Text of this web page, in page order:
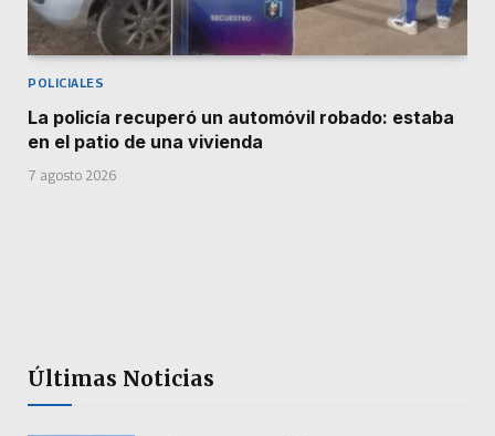
POLICIALES
La policía recuperó un automóvil robado: estaba
en el patio de una vivienda
7 agosto 2026
Últimas Noticias